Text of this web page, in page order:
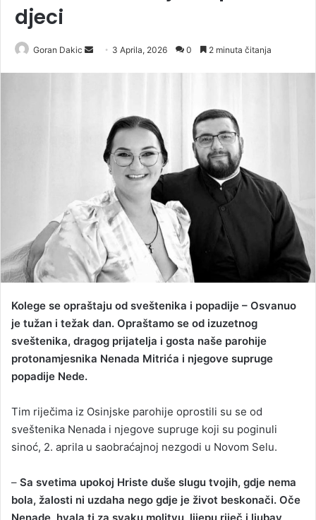
djeci
Goran Dakic
i
l
3 Aprila, 2026 0 2 minuta čitanja
Kolege se opraštaju od sveštenika i popadije – Osvanuo
je tužan i težak dan. Opraštamo se od izuzetnog
sveštenika, dragog prijatelja i gosta naše parohije
protonamjesnika Nenada Mitrića i njegove supruge
popadije Nede.
Tim riječima iz Osinjske parohije oprostili su se od
sveštenika Nenada i njegove supruge koji su poginuli
sinoć, 2. aprila u saobraćajnoj nezgodi u Novom Selu.
– Sa svetima upokoj Hriste duše slugu tvojih, gdje nema
bola, žalosti ni uzdaha nego gdje je život beskonači. Oče